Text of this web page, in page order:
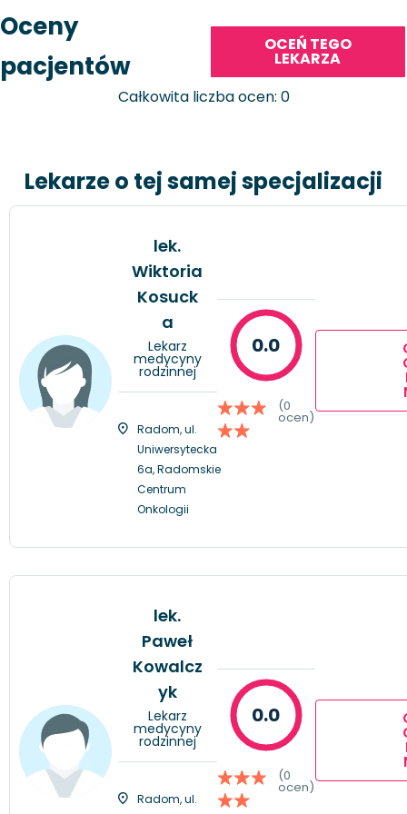
Oceny
pacjentów
OCEŃ TEGO
LEKARZA
Całkowita liczba ocen: 0
Lekarze o tej samej specjalizacji
lek.
Wiktoria
Kosuck
a
Lekarz
medycyny
rodzinnej
Radom, ul.
Uniwersytecka
6a, Radomskie
Centrum
Onkologii
0.0
(0
ocen)
lek.
Paweł
Kowalcz
yk
Lekarz
medycyny
rodzinnej
Radom, ul.
0.0
(0
ocen)